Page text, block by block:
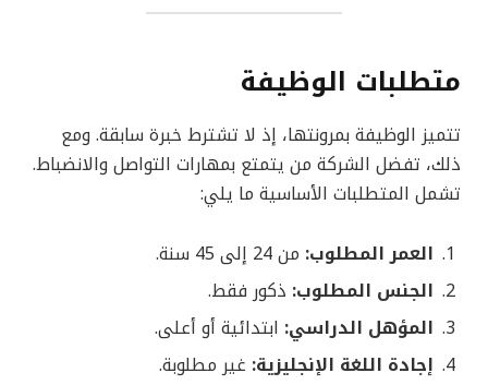
متطلبات الوظيفة
تتميز الوظيفة بمرونتها، إذ لا تشترط خبرة سابقة. ومع
ذلك، تفضل الشركة من يتمتع بمهارات التواصل والانضباط.
تشمل المتطلبات الأساسية ما يلي:
العمر المطلوب: من 24 إلى 45 سنة.
الجنس المطلوب: ذكور فقط.
المؤهل الدراسي: ابتدائية أو أعلى.
إجادة اللغة الإنجليزية: غير مطلوبة.